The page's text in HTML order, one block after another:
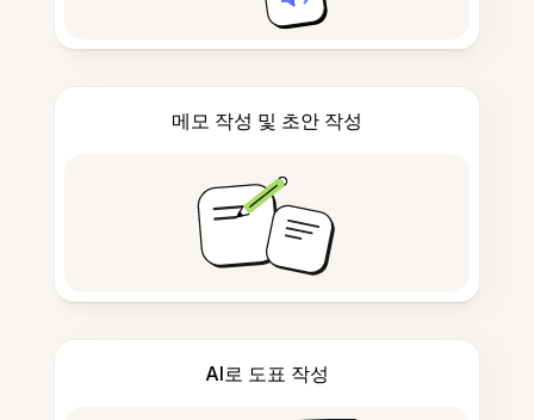
메모 작성 및 초안 작성
AI로 도표 작성